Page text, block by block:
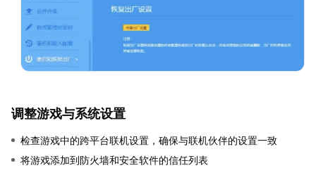
调整游戏与系统设置
检查游戏中的跨平台联机设置，确保与联机伙伴的设置一致
将游戏添加到防火墙和安全软件的信任列表